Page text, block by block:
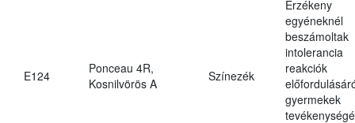
E124
Ponceau 4R,
Kosnilvörös A
Színezék
Érzékeny
egyéneknél
beszámoltak
intolerancia
reakciók
gyermekek